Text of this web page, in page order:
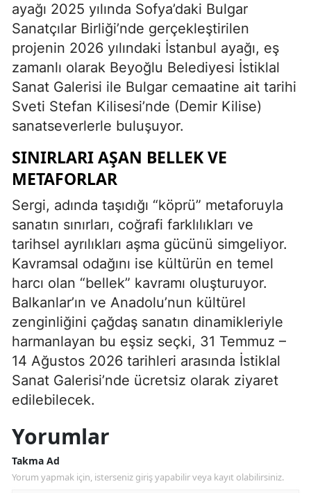
ayağı 2025 yılında Sofya’daki Bulgar
Sanatçılar Birliği’nde gerçekleştirilen
projenin 2026 yılındaki İstanbul ayağı, eş
zamanlı olarak Beyoğlu Belediyesi İstiklal
Sanat Galerisi ile Bulgar cemaatine ait tarihi
Sveti Stefan Kilisesi’nde (Demir Kilise)
sanatseverlerle buluşuyor.
SINIRLARI AŞAN BELLEK VE
METAFORLAR
Sergi, adında taşıdığı “köprü” metaforuyla
sanatın sınırları, coğrafi farklılıkları ve
tarihsel ayrılıkları aşma gücünü simgeliyor.
Kavramsal odağını ise kültürün en temel
harcı olan “bellek” kavramı oluşturuyor.
Balkanlar’ın ve Anadolu’nun kültürel
zenginliğini çağdaş sanatın dinamikleriyle
harmanlayan bu eşsiz seçki, 31 Temmuz –
14 Ağustos 2026 tarihleri arasında İstiklal
Sanat Galerisi’nde ücretsiz olarak ziyaret
edilebilecek.
Yorumlar
Takma Ad
Yorum yapmak için, isterseniz giriş yapabilir veya kayıt olabilirsiniz.